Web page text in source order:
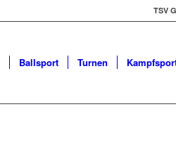
TSV
Ballsport Turnen